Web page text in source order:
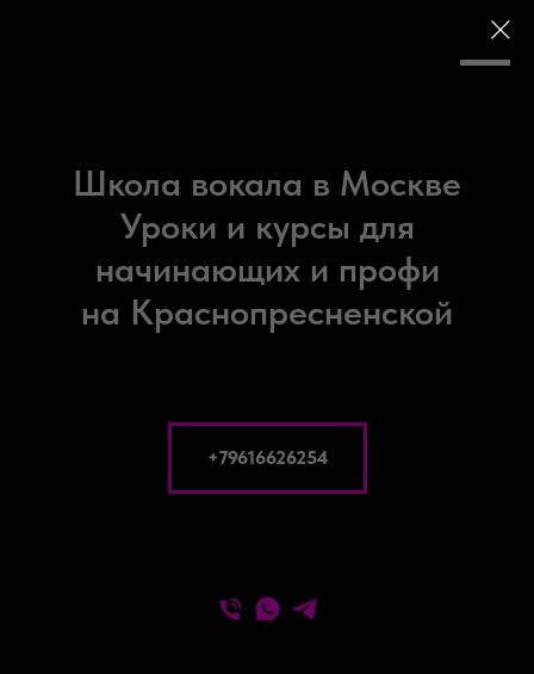
Школа вокала в Москве
Уроки и курсы для
начинающих и профи
на Краснопресненской
+79616626254